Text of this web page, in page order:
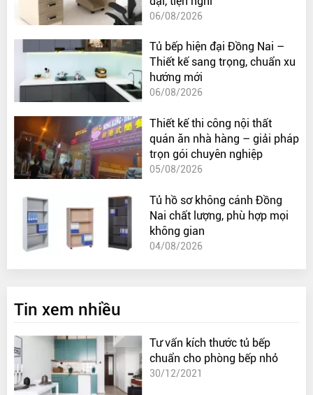
06/08/2026
Tủ bếp hiện đại Đồng Nai –
Thiết kế sang trọng, chuẩn xu
hướng mới
06/08/2026
Thiết kế thi công nội thất
quán ăn nhà hàng – giải pháp
trọn gói chuyên nghiệp
05/08/2026
Tủ hồ sơ không cánh Đồng
Nai chất lượng, phù hợp mọi
không gian
04/08/2026
Tin xem nhiều
Tư vấn kích thước tủ bếp
chuẩn cho phòng bếp nhỏ
30/12/2021